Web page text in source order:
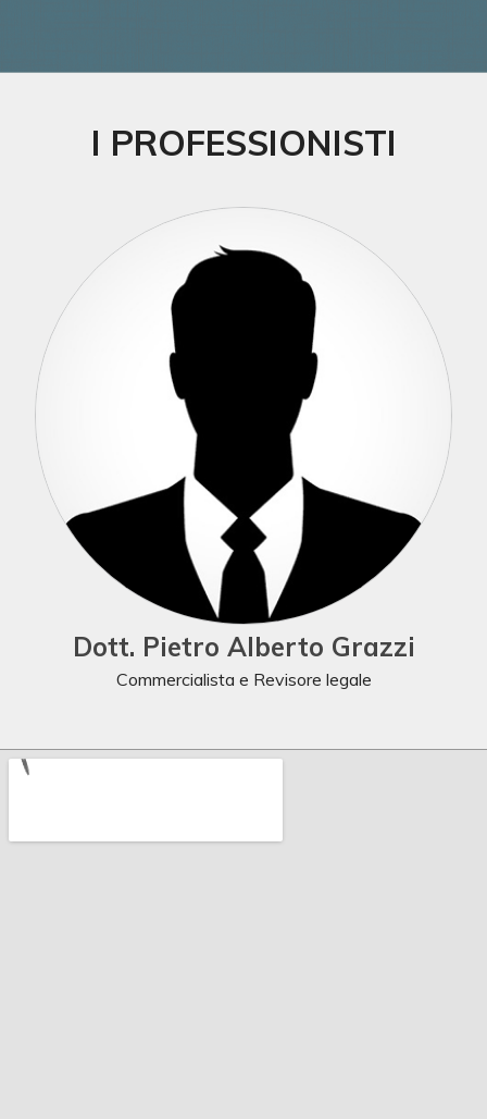
I PROFESSIONISTI
Dott. Pietro Alberto Grazzi
Commercialista e Revisore legale